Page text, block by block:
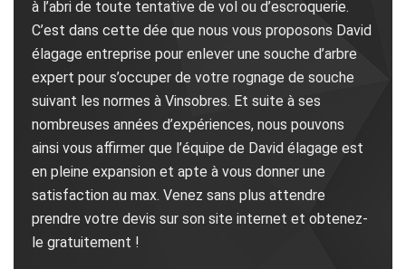
à l’abri de toute tentative de vol ou d’escroquerie.
C’est dans cette dée que nous vous proposons David
élagage entreprise pour enlever une souche d’arbre
expert pour s’occuper de votre rognage de souche
suivant les normes à Vinsobres. Et suite à ses
nombreuses années d’expériences, nous pouvons
ainsi vous affirmer que l’équipe de David élagage est
en pleine expansion et apte à vous donner une
satisfaction au max. Venez sans plus attendre
prendre votre devis sur son site internet et obtenez-
le gratuitement !